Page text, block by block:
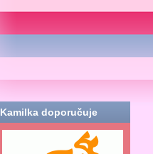
Kamilka doporučuje